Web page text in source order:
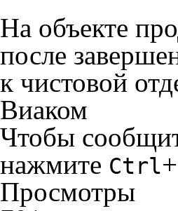
На объекте
после
к чистовой
Виаком
Чтобы
нажмите Ctrl+
Просмотры